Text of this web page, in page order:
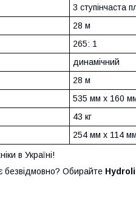
3 ступінчаста
28 м
265: 1
динамічний
28 м
535 мм х 160
43 кг
254 мм х 114 мм
в Україні!
безвідмовно? Обирайте